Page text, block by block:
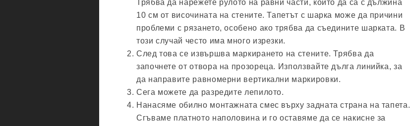
Трябва да нарежете рулото на равни части, които да са с дължина
10 см от височината на стените. Тапетът с шарка може да причини
проблеми с рязането, особено ако трябва да съедините шарката. В
този случай често има много изрезки.
След това се извършва маркирането на стените. Трябва да
започнете от отвора на прозореца. Използвайте дълга линийка, за
да направите равномерни вертикални маркировки.
Сега можете да разредите лепилото.
Нанасяме обилно монтажната смес върху задната страна на тапета.
Сгъваме платното наполовина и го оставяме да се накисне за